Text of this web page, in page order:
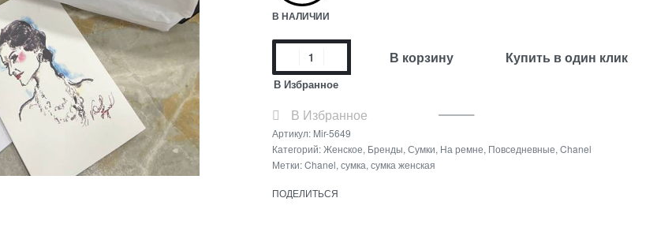
В НАЛИЧИИ
В корзину Купить в один клик
В Избранное
В Избранное
Артикул: Mir-5649
Категорий:Женское, Бренды, Сумки, На ремне, Повседневные, Chanel
Метки:Chanel, сумка, сумка женская
ПОДЕЛИТЬСЯ